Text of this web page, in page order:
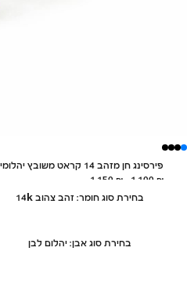
פירסינג חן מזהב 14 קראט משובץ יהלומים
1,100 ₪
1,150 ₪
בחירת סוג חומר: זהב צהוב 14k
בחירת סוג אבן: יהלום לבן